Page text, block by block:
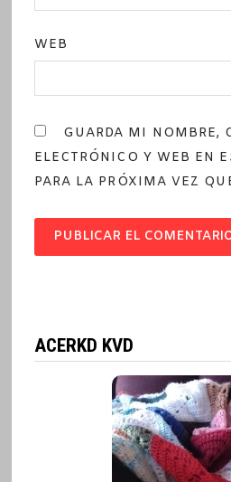
WEB
GUARDA MI NOMBRE,
ELECTRÓNICO Y WEB EN
PARA LA PRÓXIMA VEZ
ACERKD KVD